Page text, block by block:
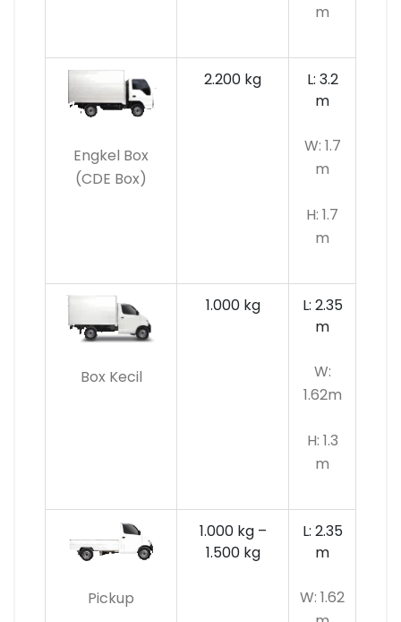
m
Engkel Box
(CDE Box)
2.200 kg
L: 3.2
m
W: 1.7
m
H: 1.7
m
Box Kecil
1.000 kg
L: 2.35
m
W:
1.62m
H: 1.3
m
Pickup
1.000 kg –
1.500 kg
L: 2.35
m
W: 1.62